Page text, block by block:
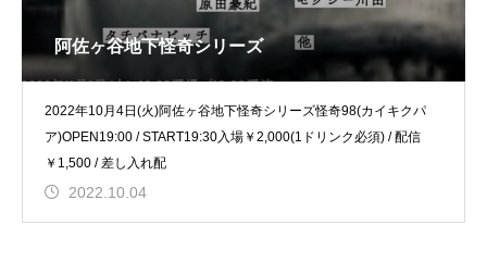
阿佐ヶ谷地下怪奇シリーズ
2022年10月4日(火)阿佐ヶ谷地下怪奇シリーズ怪奇98(カイキクパ
ア)OPEN19:00 / START19:30入場￥2,000(1ドリンク必須) / 配信
￥1,500 / 差し入れ配
2022.10.04